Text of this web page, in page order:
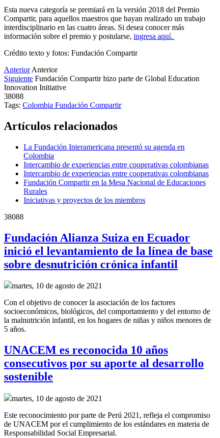
Esta nueva categoría se premiará en la versión 2018 del Premio
Compartir, para aquellos maestros que hayan realizado un trabajo
interdisciplinario en las cuatro áreas. Si desea conocer más
información sobre el premio y postularse, ingresa aquí.
Crédito texto y fotos: Fundación Compartir
Anterior Anterior
Siguiente Fundación Compartir hizo parte de Global Education
Innovation Initiative
38088
Tags: Colombia Fundación Compartir
Artículos relacionados
La Fundación Interamericana presentó su agenda en
Colombia
Intercambio de experiencias entre cooperativas colombianas
Intercambio de experiencias entre cooperativas colombianas
Fundación Compartir en la Mesa Nacional de Educaciones
Rurales
Iniciativas y proyectos de los miembros
38088
Fundación Alianza Suiza en Ecuador
inició el levantamiento de la línea de base
sobre desnutrición crónica infantil
martes, 10 de agosto de 2021
Con el objetivo de conocer la asociación de los factores
socioeconómicos, biológicos, del comportamiento y del entorno de
la malnutrición infantil, en los hogares de niñas y niños menores de
5 años.
UNACEM es reconocida 10 años
consecutivos por su aporte al desarrollo
sostenible
martes, 10 de agosto de 2021
Este reconocimiento por parte de Perú 2021, refleja el compromiso
de UNACEM por el cumplimiento de los estándares en materia de
Responsabilidad Social Empresarial.